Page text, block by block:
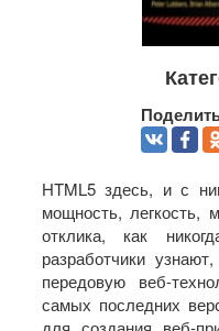
HTML5 здесь, и с
мощность, легкость,
отклика, как
разработчики
передовую веб-
самых последних